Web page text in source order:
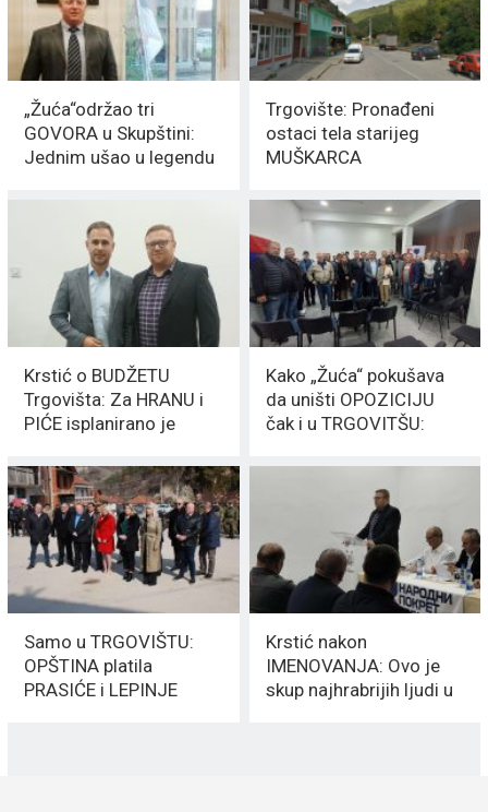
„Žuća“održao tri
GOVORA u Skupštini:
Jednim ušao u legendu
Trgovište: Pronađeni
ostaci tela starijeg
MUŠKARCA
Krstić o BUDŽETU
Trgovišta: Za HRANU i
PIĆE isplanirano je
DINARA
Kako „Žuća“ pokušava
da uništi OPOZICIJU
čak i u TRGOVITŠU:
Samo u TRGOVIŠTU:
OPŠTINA platila
PRASIĆE i LEPINJE
Krstić nakon
IMENOVANJA: Ovo je
skup najhrabrijih ljudi u